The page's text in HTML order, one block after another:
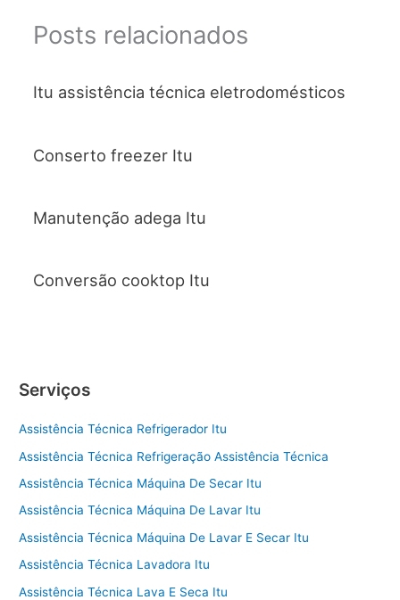
Posts relacionados
Itu assistência técnica eletrodomésticos
Conserto freezer Itu
Manutenção adega Itu
Conversão cooktop Itu
Serviços
Assistência Técnica Refrigerador Itu
Assistência Técnica Refrigeração Assistência Técnica
Assistência Técnica Máquina De Secar Itu
Assistência Técnica Máquina De Lavar Itu
Assistência Técnica Máquina De Lavar E Secar Itu
Assistência Técnica Lavadora Itu
Assistência Técnica Lava E Seca Itu